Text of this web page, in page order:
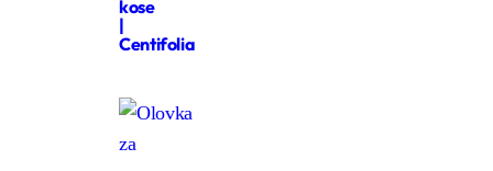
kose
|
Centifolia